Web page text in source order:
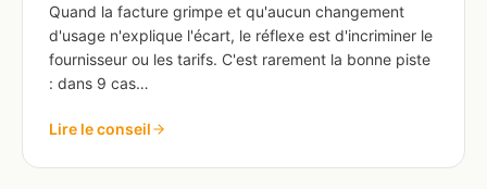
Quand la facture grimpe et qu'aucun changement
d'usage n'explique l'écart, le réflexe est d'incriminer le
fournisseur ou les tarifs. C'est rarement la bonne piste
: dans 9 cas…
Lire le conseil